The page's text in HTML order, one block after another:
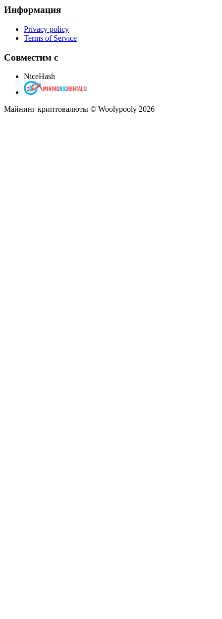
Информация
Privacy policy
Terms of Service
Совместим с
NiceHash
Майнинг криптовалюты © Woolypooly 2026